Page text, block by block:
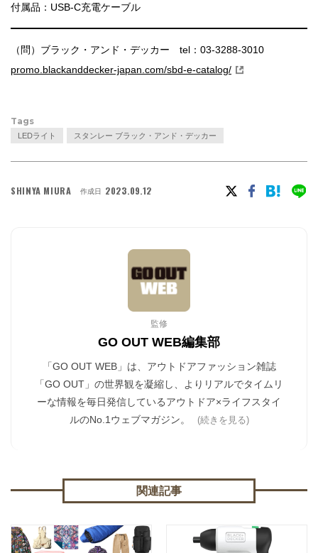
付属品：USB-C充電ケーブル
（問）ブラック・アンド・デッカー tel：03-3288-3010
promo.blackanddecker-japan.com/sbd-e-catalog/
Tags
LEDライト スタンレー ブラック・アンド・デッカー
SHINYA MIURA 作成日 2023.09.12
監修
GO OUT WEB編集部
「GO OUT WEB」は、アウトドアファッション雑誌
「GO OUT」の世界観を凝縮し、よりリアルでタイムリ
ーな情報を毎日発信しているアウトドア×ライフスタイ
ルのNo.1ウェブマガジン。
(続きを見る)
関連記事